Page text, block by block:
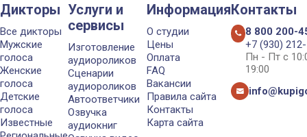
Дикторы
Все дикторы
Мужские
голоса
Женские
голоса
Детские
голоса
Известные
Услуги и
сервисы
Изготовление
аудиороликов
Сценарии
аудиороликов
Автоответчики
Озвучка
аудиокниг
Информация
О студии
Цены
Оплата
FAQ
Вакансии
Правила сайта
Контакты
Карта сайта
Контакты
8 800 200-
+7 (930)
Пн - Пт с
19:00